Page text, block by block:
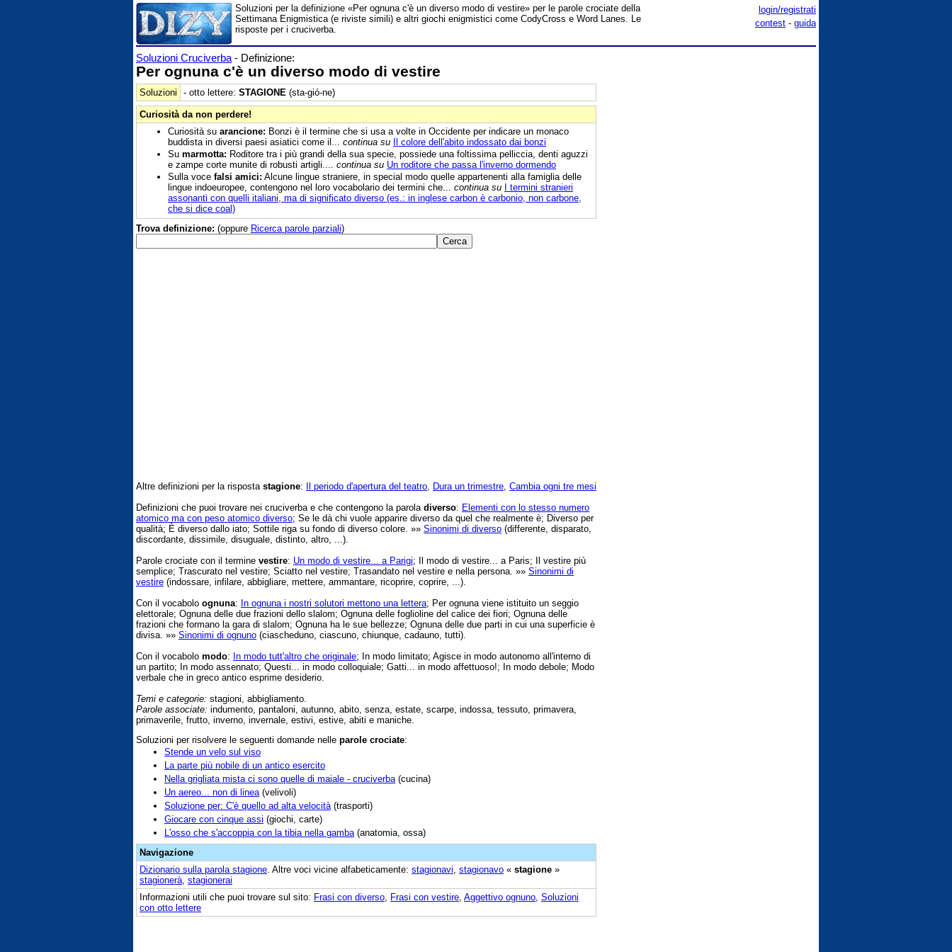
login/registrati
contest - guida
Soluzioni per la definizione «Per ognuna c'è un diverso modo di vestire» per le parole crociate della
Settimana Enigmistica (e riviste simili) e altri giochi enigmistici come CodyCross e Word Lanes. Le
risposte per i cruciverba.
Soluzioni Cruciverba - Definizione:
Per ognuna c'è un diverso modo di vestire
Soluzioni - otto lettere: STAGIONE (sta-gió-ne)
Curiosità da non perdere!
Curiosità su arancione: Bonzi è il termine che si usa a volte in Occidente per indicare un monaco
buddista in diversi paesi asiatici come il... continua su Il colore dell'abito indossato dai bonzi
Su marmotta: Roditore tra i più grandi della sua specie, possiede una foltissima pelliccia, denti aguzzi
e zampe corte munite di robusti artigli.... continua su Un roditore che passa l'inverno dormendo
Sulla voce falsi amici: Alcune lingue straniere, in special modo quelle appartenenti alla famiglia delle
lingue indoeuropee, contengono nel loro vocabolario dei termini che... continua su I termini stranieri
assonanti con quelli italiani, ma di significato diverso (es.: in inglese carbon è carbonio, non carbone,
che si dice coal)
Trova definizione: (oppure Ricerca parole parziali)
Altre definizioni per la risposta stagione: Il periodo d'apertura del teatro Dura un trimestre Cambia ogni tre mesi
Definizioni che puoi trovare nei cruciverba e che contengono la parola diverso: Elementi con lo stesso numero
atomico ma con peso atomico diverso; Se le dà chi vuole apparire diverso da quel che realmente è; Diverso per
qualità; È diverso dallo iato; Sottile riga su fondo di diverso colore. »» Sinonimi di diverso (differente, disparato,
discordante, dissimile, disuguale, distinto, altro, ...).
Parole crociate con il termine vestire: Un modo di vestire... a Parigi; Il modo di vestire... a Paris; Il vestire più
semplice; Trascurato nel vestire; Sciatto nel vestire; Trasandato nel vestire e nella persona. »» Sinonimi di
vestire (indossare, infilare, abbigliare, mettere, ammantare, ricoprire, coprire, ...).
Con il vocabolo ognuna: In ognuna i nostri solutori mettono una lettera; Per ognuna viene istituito un seggio
elettorale; Ognuna delle due frazioni dello slalom; Ognuna delle foglioline del calice dei fiori; Ognuna delle
frazioni che formano la gara di slalom; Ognuna ha le sue bellezze; Ognuna delle due parti in cui una superficie è
divisa. »» Sinonimi di ognuno (ciascheduno, ciascuno, chiunque, cadauno, tutti).
Con il vocabolo modo: In modo tutt'altro che originale; In modo limitato; Agisce in modo autonomo all'interno di
un partito; In modo assennato; Questi... in modo colloquiale; Gatti... in modo affettuoso!; In modo debole; Modo
verbale che in greco antico esprime desiderio.
Temi e categorie: stagioni, abbigliamento.
Parole associate: indumento, pantaloni, autunno, abito, senza, estate, scarpe, indossa, tessuto, primavera,
primaverile, frutto, inverno, invernale, estivi, estive, abiti e maniche.
Soluzioni per risolvere le seguenti domande nelle parole crociate:
Stende un velo sul viso
La parte più nobile di un antico esercito
Nella grigliata mista ci sono quelle di maiale - cruciverba (cucina)
Un aereo... non di linea (velivoli)
Soluzione per: C'è quello ad alta velocità (trasporti)
Giocare con cinque assi (giochi, carte)
L'osso che s'accoppia con la tibia nella gamba (anatomia, ossa)
Navigazione
Dizionario sulla parola stagione . Altre voci vicine alfabeticamente: stagionavi stagionavo « stagione »
stagionerà stagionerai
Informazioni utili che puoi trovare sul sito: Frasi con diverso Frasi con vestire Aggettivo ognuno Soluzioni
con otto lettere